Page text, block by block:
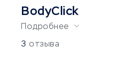
BodyClick
Подробнее
3 отзыва